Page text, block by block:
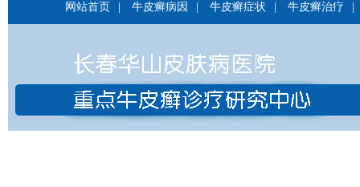
网站首页 牛皮癣病因 牛皮癣症状 牛皮癣治疗